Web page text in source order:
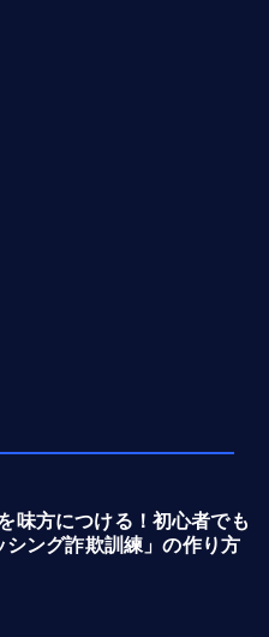
味方につける！初心者でも
シング詐欺訓練」の作り方